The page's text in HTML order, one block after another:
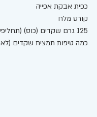
כפית אבקת אפייה
קורט מלח
125 גרם שקדים (כוס) (תחליפים בסוף הפוסט)
כמה טיפות תמצית שקדים